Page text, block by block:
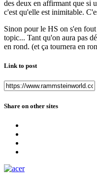
des deux en affirmant que si
c'est qu'elle est inimitable.
Sinon pour le HS on s'en
topic... Tant qu'on aura pas
en rond. (et ça tournera en
Link to post
Share on other sites